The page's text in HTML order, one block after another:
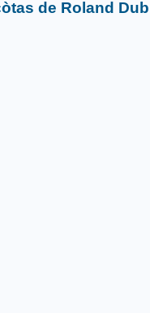
de Roland